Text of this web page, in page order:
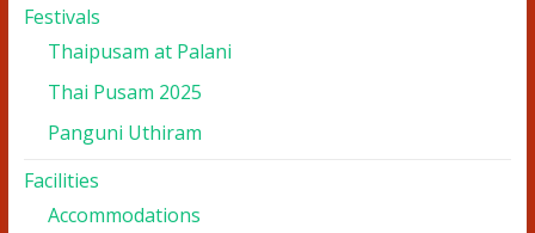
Festivals
Thaipusam at Palani
Thai Pusam 2025
Panguni Uthiram
Facilities
Accommodations